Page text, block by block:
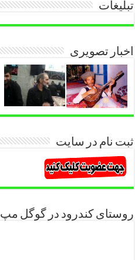
تبلیغات
اخبار تصویری
ثبت نام در سایت
روستای کندرود در گوگل مپ